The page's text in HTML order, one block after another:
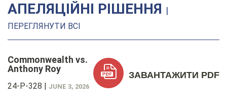
АПЕЛЯЦІЙНІ РІШЕННЯ |
ПЕРЕГЛЯНУТИ ВСІ
Commonwealth vs.
Anthony Roy
24-P-328 | JUNE 3, 2026
ЗАВАНТАЖИТИ PDF